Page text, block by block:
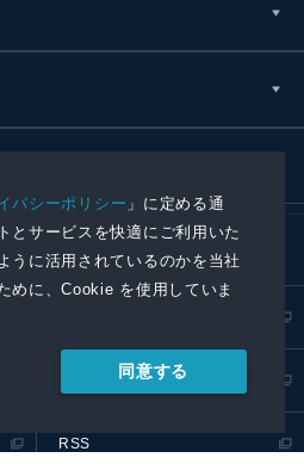
バシーポリシー 」に定める通
とサービスを快適にご利用いた
うに活用されているのかを当社
めに、Cookie を使用していま
同意する
プレスリリース取扱基準
RSS